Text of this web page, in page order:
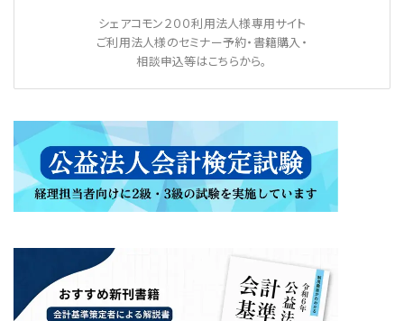
シェアコモン２００利用法人様専用サイト
ご利用法人様のセミナー予約・書籍購入・
相談申込等はこちらから。